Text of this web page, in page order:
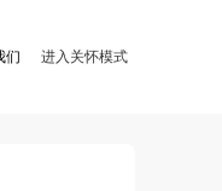
们 进入关怀模式